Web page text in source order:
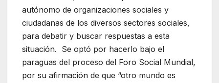
autónomo de organizaciones sociales y
ciudadanas de los diversos sectores sociales,
para debatir y buscar respuestas a esta
situación. Se optó por hacerlo bajo el
paraguas del proceso del Foro Social Mundial,
por su afirmación de que “otro mundo es